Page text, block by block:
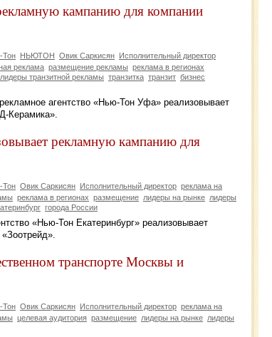
кампанию для компании
Тон НЬЮТОН Овик Саркисян Исполнительный директор
реклама размещение рекламы реклама в регионах
лидеры транзитной рекламы транзитка транзит бизнес
агентство «Нью-Тон Уфа» реализовывает
Керамика».
рекламную кампанию для
Тон Овик Саркисян Исполнительный директор реклама на
реклама в регионах размещение лидеры на рынке лидеры
города России
«Нью-Тон Екатеринбург» реализовывает
транспорте Москвы и
Тон Овик Саркисян Исполнительный директор реклама на
целевая аудитория размещение лидеры на рынке лидеры